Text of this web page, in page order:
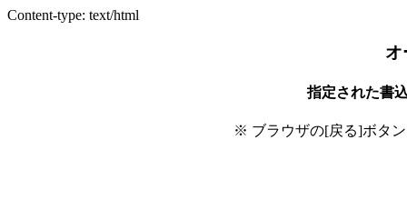
Content-type: text/html
オ
指定された書
※ ブラウザの[戻る]ボタ